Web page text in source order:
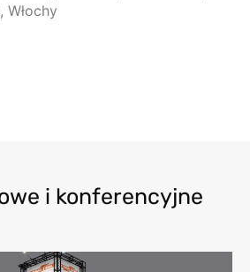
Włochy
i konferencyjne